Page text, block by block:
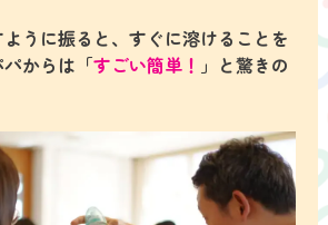
うに振ると、すぐに溶けることを
からは「すごい簡単！ 」と驚きの